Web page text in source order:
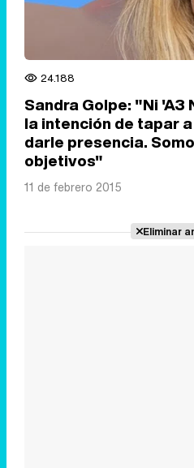
24.188
Sandra Golpe: "Ni
la intención de tapar
darle presencia.
objetivos"
11 de febrero 2015
Eliminar